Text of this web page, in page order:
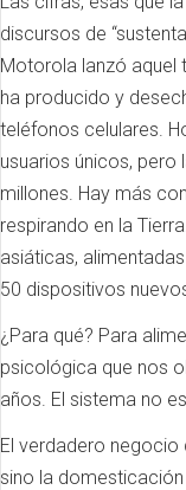
discursos de
Motorola lanzó aquel
ha producido y
teléfonos celulares.
usuarios únicos, pero
millones. Hay más
respirando en la
asiáticas,
50 dispositivos
¿Para qué? Para
psicológica que nos
años. El sistema no
El verdadero negocio
sino la